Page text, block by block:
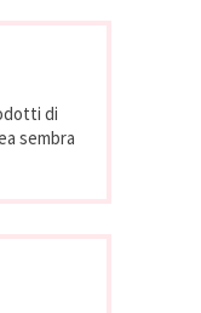
di
sembra